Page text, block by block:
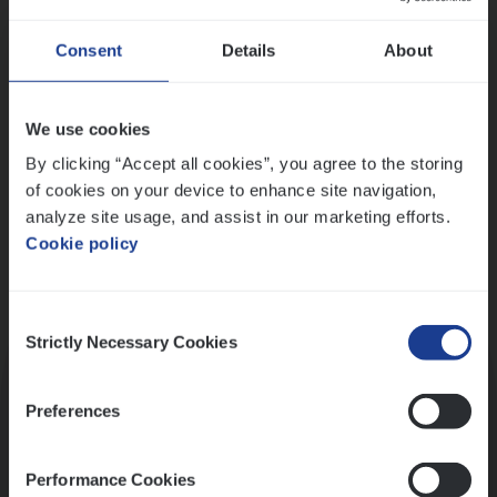
Consent Details About
We use cookies
By clicking “Accept all cookies”, you agree to the storing
of cookies on your device to enhance site navigation,
analyze site usage, and assist in our marketing efforts.
Cookie policy
Selection
Strictly Necessary Cookies
Preferences
Performance Cookies
Ons sollicitatieproces